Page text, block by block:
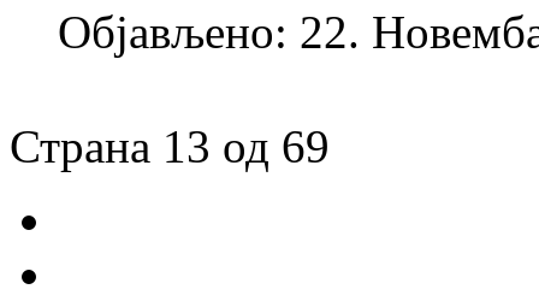
Објављено: 22.
Страна 13 од 69